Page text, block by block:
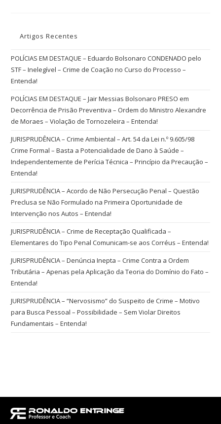
Artigos Recentes
POLÍCIAS EM DESTAQUE – Eduardo Bolsonaro CONDENADO pelo
STF – Inelegível – Crime de Coação no Curso do Processo –
Entenda!
POLÍCIAS EM DESTAQUE – Jair Messias Bolsonaro PRESO em
Decorrência de Prisão Preventiva – Ordem do Ministro Alexandre
de Moraes – Violação de Tornozeleira – Entenda!
JURISPRUDÊNCIA – Crime Ambiental – Art. 54 da Lei n.º 9.605/98
Crime Formal – Basta a Potencialidade de Dano à Saúde –
Independentemente de Perícia Técnica – Princípio da Precaução –
Entenda!
JURISPRUDÊNCIA – Acordo de Não Persecução Penal – Questão
Preclusa se Não Formulado na Primeira Oportunidade de
Intervenção nos Autos – Entenda!
JURISPRUDÊNCIA – Crime de Receptação Qualificada –
Elementares do Tipo Penal Comunicam-se aos Corréus – Entenda!
JURISPRUDÊNCIA – Denúncia Inepta – Crime Contra a Ordem
Tributária – Apenas pela Aplicação da Teoria do Domínio do Fato –
Entenda!
JURISPRUDÊNCIA – “Nervosismo” do Suspeito de Crime – Motivo
para Busca Pessoal – Possibilidade – Sem Violar Direitos
Fundamentais – Entenda!